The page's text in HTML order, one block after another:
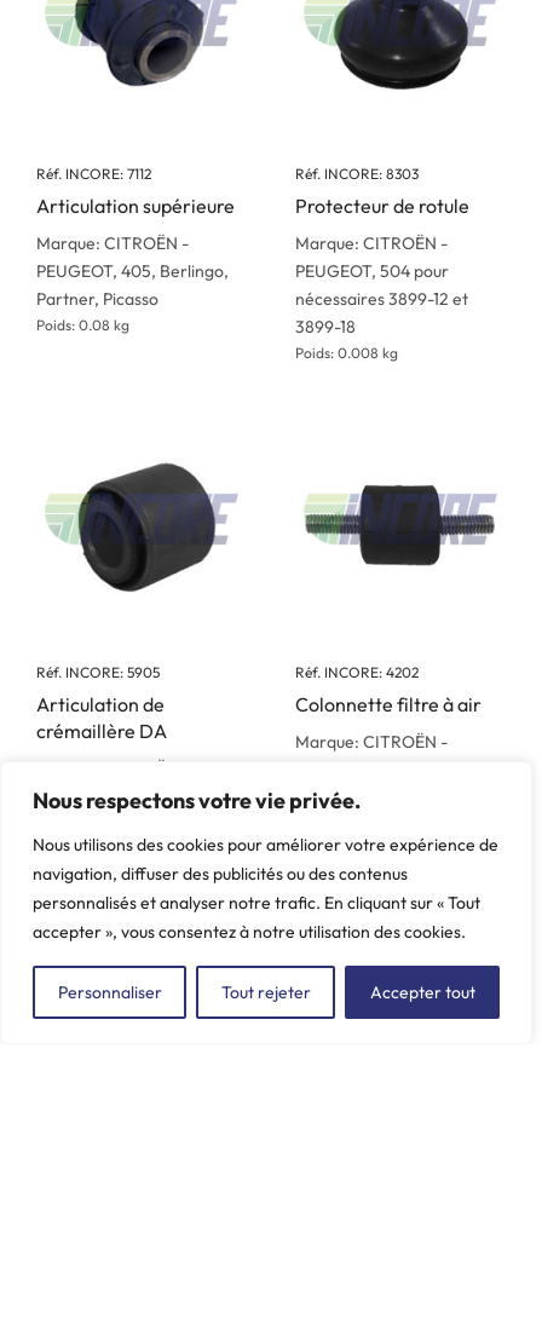
Nous respectons votre vie privée.
Nous utilisons des cookies pour améliorer votre expérience de
navigation, diffuser des publicités ou des contenus
personnalisés et analyser notre trafic. En cliquant sur « Tout
accepter », vous consentez à notre utilisation des cookies.
Personnaliser Tout rejeter Accepter tout
Réf. INCORE: 7112
Articulation supérieure
Marque: CITROËN -
PEUGEOT, 405, Berlingo,
Partner, Picasso
Poids: 0.08 kg
Réf. INCORE: 8303
Protecteur de rotule
Marque: CITROËN -
PEUGEOT, 504 pour
nécessaires 3899-12 et
3899-18
Poids: 0.008 kg
Réf. INCORE: 5905
Articulation de
crémaillère DA
Marque: CITROËN -
PEUGEOT, 205, 305, 306,
Poids: 0.026 kg
Réf. INCORE: 4202
Colonnette filtre à air
Marque: CITROËN -
Poids: 0.024 kg